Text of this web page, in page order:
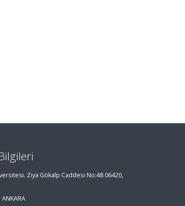
Ziya Gökalp Caddesi No:48 06420,